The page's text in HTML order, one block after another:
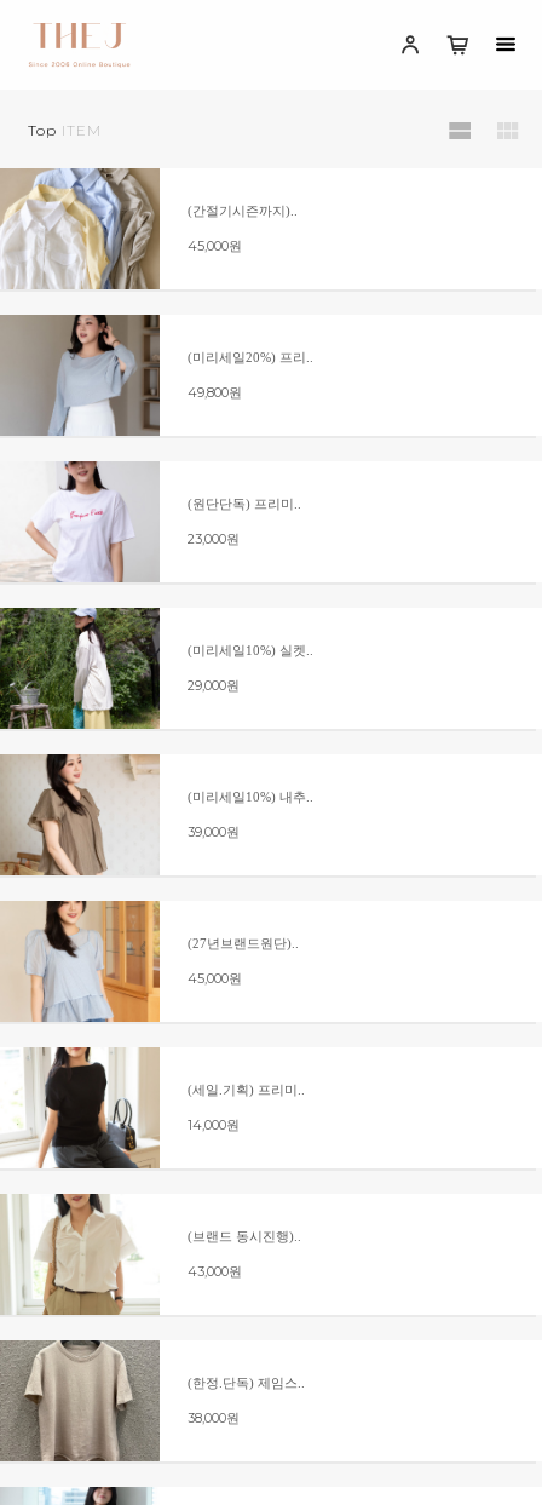
Top ITEM
(간절기시즌까지)..
45,000원
(미리세일20%) 프리..
49,800원
(원단단독) 프리미..
23,000원
(미리세일10%) 실켓..
29,000원
(미리세일10%) 내추..
39,000원
(27년브랜드원단)..
45,000원
(세일.기획) 프리미..
14,000원
(브랜드 동시진행)..
43,000원
(한정.단독) 제임스..
38,000원